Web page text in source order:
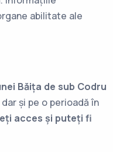
abilitate ale
Băița de sub Codru
și pe o perioadă în
acces și puteți fi